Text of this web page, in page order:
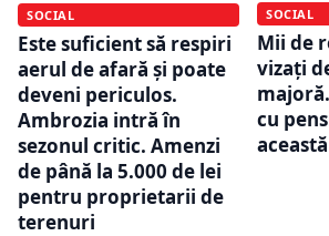
SOCIAL
Este suficient să respiri
aerul de afară și poate
deveni periculos.
Ambrozia intră în
sezonul critic. Amenzi
de până la 5.000 de lei
pentru proprietarii de
terenuri
SOCIAL
Mii de
vizați
cu